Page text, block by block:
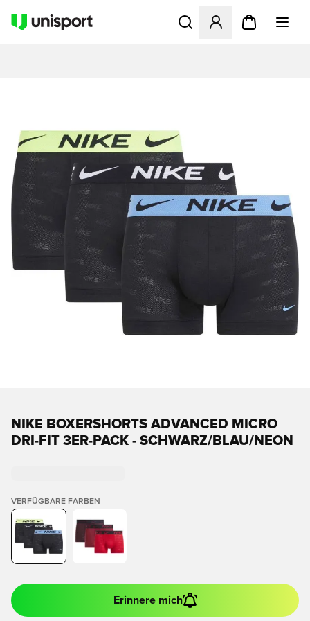
Öffnet ein neues Fenster
NIKE BOXERSHORTS ADVANCED MICRO
DRI-FIT 3ER-PACK - SCHWARZ/BLAU/NEON
VERFÜGBARE FARBEN
Erinnere mich